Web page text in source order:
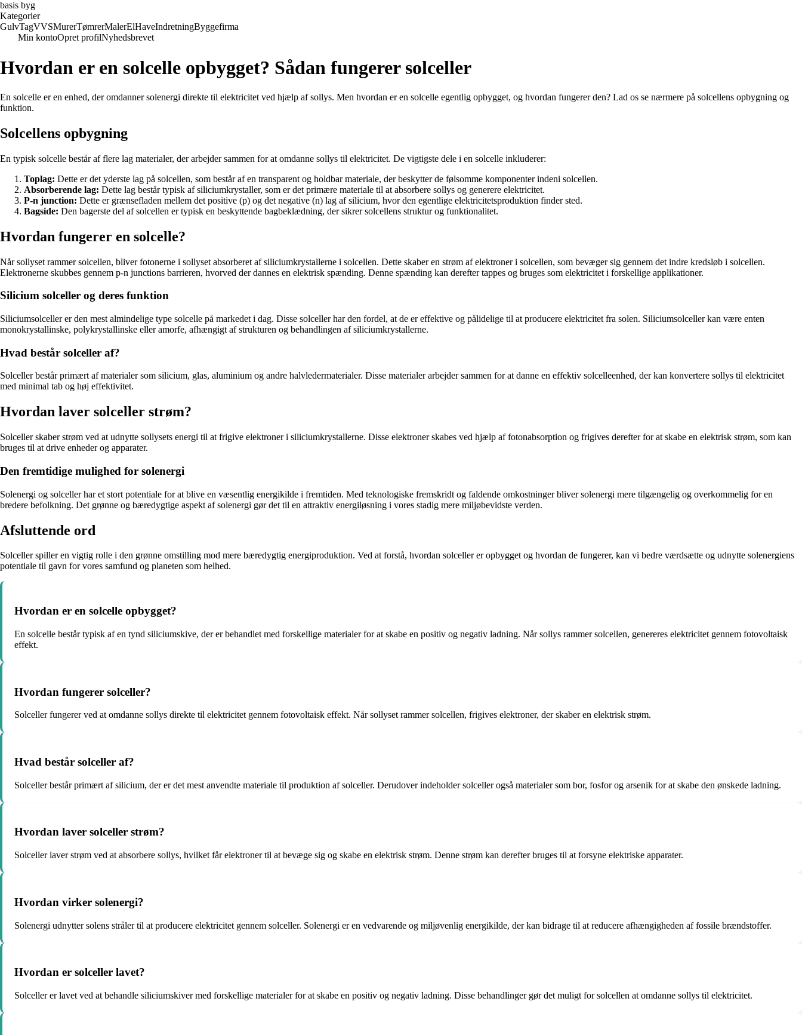
basis byg
Kategorier
GulvTagVVSMurerTømrerMalerElHaveIndretningByggefirma
Min kontoOpret profilNyhedsbrevet
Hvordan er en solcelle opbygget? Sådan fungerer solceller
En solcelle er en enhed, der omdanner solenergi direkte til elektricitet ved hjælp af sollys. Men hvordan er en solcelle egentlig opbygget, og hvordan fungerer den? Lad os se nærmere på solcellens opbygning og
funktion.
Solcellens opbygning
En typisk solcelle består af flere lag materialer, der arbejder sammen for at omdanne sollys til elektricitet. De vigtigste dele i en solcelle inkluderer:
Toplag: Dette er det yderste lag på solcellen, som består af en transparent og holdbar materiale, der beskytter de følsomme komponenter indeni solcellen.
Absorberende lag: Dette lag består typisk af siliciumkrystaller, som er det primære materiale til at absorbere sollys og generere elektricitet.
P-n junction: Dette er grænsefladen mellem det positive (p) og det negative (n) lag af silicium, hvor den egentlige elektricitetsproduktion finder sted.
Bagside: Den bagerste del af solcellen er typisk en beskyttende bagbeklædning, der sikrer solcellens struktur og funktionalitet.
Hvordan fungerer en solcelle?
Når sollyset rammer solcellen, bliver fotonerne i sollyset absorberet af siliciumkrystallerne i solcellen. Dette skaber en strøm af elektroner i solcellen, som bevæger sig gennem det indre kredsløb i solcellen.
Elektronerne skubbes gennem p-n junctions barrieren, hvorved der dannes en elektrisk spænding. Denne spænding kan derefter tappes og bruges som elektricitet i forskellige applikationer.
Silicium solceller og deres funktion
Siliciumsolceller er den mest almindelige type solcelle på markedet i dag. Disse solceller har den fordel, at de er effektive og pålidelige til at producere elektricitet fra solen. Siliciumsolceller kan være enten
monokrystallinske, polykrystallinske eller amorfe, afhængigt af strukturen og behandlingen af siliciumkrystallerne.
Hvad består solceller af?
Solceller består primært af materialer som silicium, glas, aluminium og andre halvledermaterialer. Disse materialer arbejder sammen for at danne en effektiv solcelleenhed, der kan konvertere sollys til elektricitet
med minimal tab og høj effektivitet.
Hvordan laver solceller strøm?
Solceller skaber strøm ved at udnytte sollysets energi til at frigive elektroner i siliciumkrystallerne. Disse elektroner skabes ved hjælp af fotonabsorption og frigives derefter for at skabe en elektrisk strøm, som kan
bruges til at drive enheder og apparater.
Den fremtidige mulighed for solenergi
Solenergi og solceller har et stort potentiale for at blive en væsentlig energikilde i fremtiden. Med teknologiske fremskridt og faldende omkostninger bliver solenergi mere tilgængelig og overkommelig for en
bredere befolkning. Det grønne og bæredygtige aspekt af solenergi gør det til en attraktiv energiløsning i vores stadig mere miljøbevidste verden.
Afsluttende ord
Solceller spiller en vigtig rolle i den grønne omstilling mod mere bæredygtig energiproduktion. Ved at forstå, hvordan solceller er opbygget og hvordan de fungerer, kan vi bedre værdsætte og udnytte solenergiens
potentiale til gavn for vores samfund og planeten som helhed.
Hvordan er en solcelle opbygget?
En solcelle består typisk af en tynd siliciumskive, der er behandlet med forskellige materialer for at skabe en positiv og negativ ladning. Når sollys rammer solcellen, genereres elektricitet gennem fotovoltaisk
effekt.
Hvordan fungerer solceller?
Solceller fungerer ved at omdanne sollys direkte til elektricitet gennem fotovoltaisk effekt. Når sollyset rammer solcellen, frigives elektroner, der skaber en elektrisk strøm.
Hvad består solceller af?
Solceller består primært af silicium, der er det mest anvendte materiale til produktion af solceller. Derudover indeholder solceller også materialer som bor, fosfor og arsenik for at skabe den ønskede ladning.
Hvordan laver solceller strøm?
Solceller laver strøm ved at absorbere sollys, hvilket får elektroner til at bevæge sig og skabe en elektrisk strøm. Denne strøm kan derefter bruges til at forsyne elektriske apparater.
Hvordan virker solenergi?
Solenergi udnytter solens stråler til at producere elektricitet gennem solceller. Solenergi er en vedvarende og miljøvenlig energikilde, der kan bidrage til at reducere afhængigheden af fossile brændstoffer.
Hvordan er solceller lavet?
Solceller er lavet ved at behandle siliciumskiver med forskellige materialer for at skabe en positiv og negativ ladning. Disse behandlinger gør det muligt for solcellen at omdanne sollys til elektricitet.